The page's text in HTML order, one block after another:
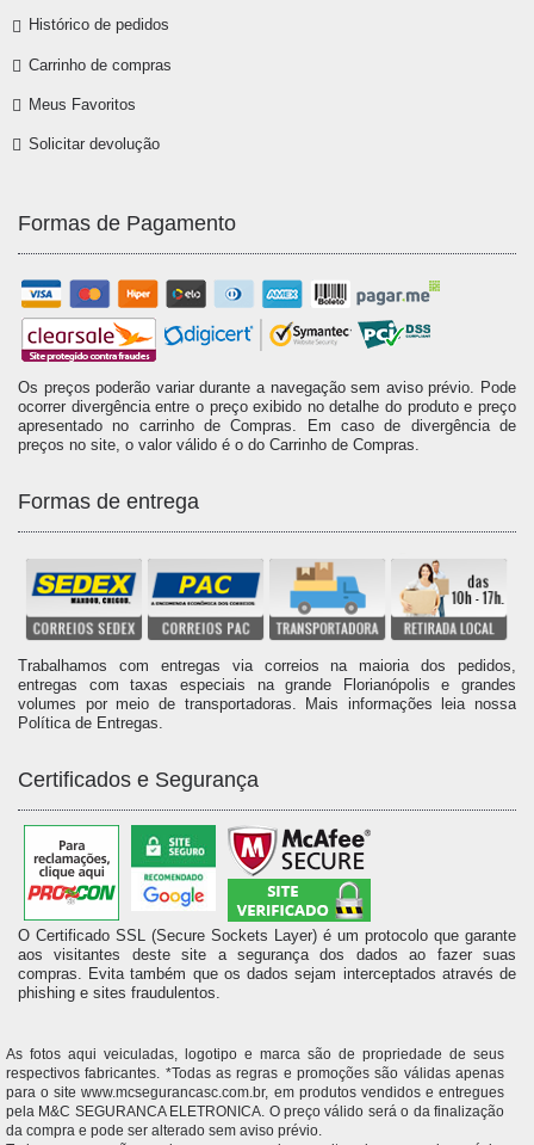
Histórico de pedidos
Carrinho de compras
Meus Favoritos
Solicitar devolução
Formas de Pagamento
Os preços poderão variar durante a navegação sem aviso prévio. Pode
ocorrer divergência entre o preço exibido no detalhe do produto e preço
apresentado no carrinho de Compras. Em caso de divergência de
preços no site, o valor válido é o do Carrinho de Compras.
Formas de entrega
Trabalhamos com entregas via correios na maioria dos pedidos,
entregas com taxas especiais na grande Florianópolis e grandes
volumes por meio de transportadoras. Mais informações leia nossa
Política de Entregas.
Certificados e Segurança
O Certificado SSL (Secure Sockets Layer) é um protocolo que garante
aos visitantes deste site a segurança dos dados ao fazer suas
compras. Evita também que os dados sejam interceptados através de
phishing e sites fraudulentos.
As fotos aqui veiculadas, logotipo e marca são de propriedade de seus
respectivos fabricantes. *Todas as regras e promoções são válidas apenas
para o site www.mcsegurancasc.com.br, em produtos vendidos e entregues
pela M&C SEGURANCA ELETRONICA. O preço válido será o da finalização
da compra e pode ser alterado sem aviso prévio.